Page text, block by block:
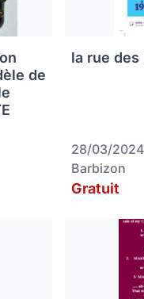
de
la rue
28/03/2024
Barbizon
Gratuit